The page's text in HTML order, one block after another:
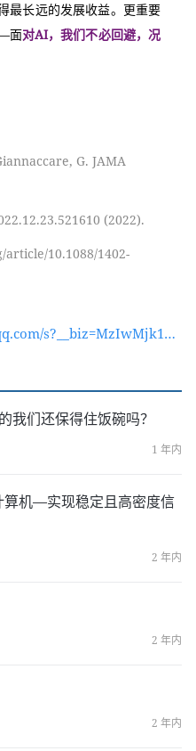
最长远的发展收益。更重要
面对AI，我们不必回避，况
G. JAMA
(2022).
10.1088/1402-
s?__biz=MzIwMjk1OT
我们还保得住饭碗吗？
1 年内
算机—实现稳定且高密度信
2 年内
2 年内
2 年内